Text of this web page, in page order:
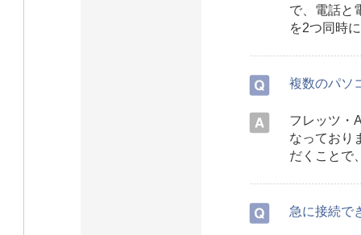
で、電話と
を2つ同時
複数のパソ
フレッツ・
なっており
だくことで
急に接続で